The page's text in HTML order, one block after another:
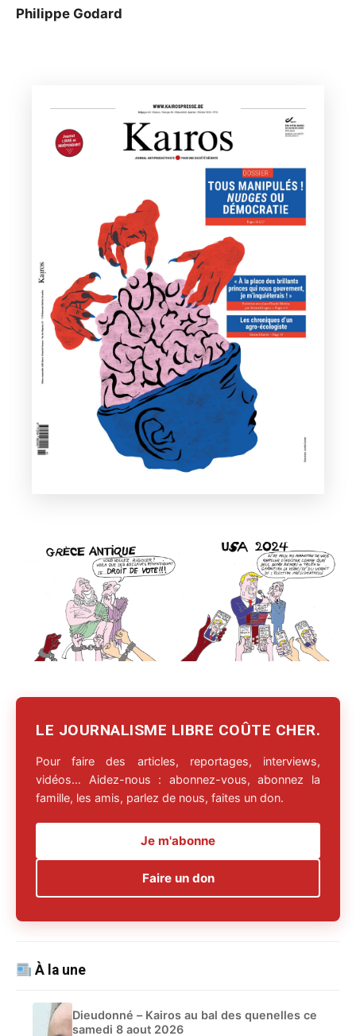
Philippe Godard
LE JOURNALISME LIBRE COÛTE CHER.
Pour faire des articles, reportages, interviews,
vidéos… Aidez-nous : abonnez-vous, abonnez la
famille, les amis, parlez de nous, faites un don.
Je m'abonne
Faire un don
À la une
Dieudonné – Kairos au bal des quenelles ce
samedi 8 aout 2026